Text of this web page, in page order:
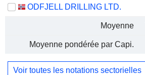
ODFJELL DRILLING LTD.
Moyenne
Moyenne pondérée par Capi.
Voir toutes les notations sectorielles